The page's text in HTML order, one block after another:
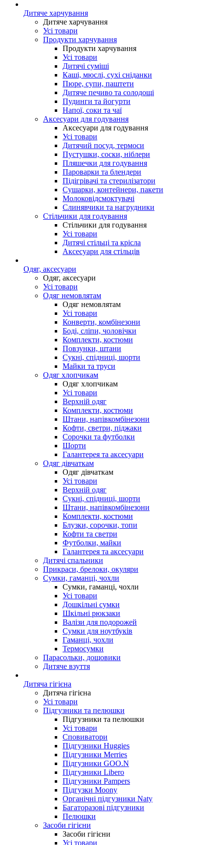
Дитяче харчування
Дитяче харчування
Усі товари
Продукти харчування
Продукти харчування
Усі товари
Дитячі суміші
Каші, мюслі, сухі сніданки
Пюре, супи, паштети
Дитяче печиво та солодощі
Пудинги та йогурти
Напої, соки та чаї
Аксесуари для годування
Аксесуари для годування
Усі товари
Дитячий посуд, термоси
Пустушки, соски, ніблери
Пляшечки для годування
Пароварки та блендери
Підігрівачі та стерилізатори
Сушарки, контейнери, пакети
Молоковідсмоктувачі
Слинявчики та нагрудники
Стільчики для годування
Стільчики для годування
Усі товари
Дитячі стільці та крісла
Аксесуари для стільців
Одяг, аксесуари
Одяг, аксесуари
Усі товари
Одяг немовлятам
Одяг немовлятам
Усі товари
Конверти, комбінезони
Боді, сліпи, чоловічки
Комплекти, костюми
Повзунки, штани
Сукні, спідниці, шорти
Майки та труси
Одяг хлопчикам
Одяг хлопчикам
Усі товари
Верхній одяг
Комплекти, костюми
Штани, напівкомбінезони
Кофти, светри, піджаки
Сорочки та футболки
Шорти
Галантерея та аксесуари
Одяг дівчаткам
Одяг дівчаткам
Усі товари
Верхній одяг
Сукні, спідниці, шорти
Штани, напівкомбінезони
Комплекти, костюми
Блузки, сорочки, топи
Кофти та светри
Футболки, майки
Галантерея та аксесуари
Дитячі спальники
Прикраси, брелоки, окуляри
Сумки, гаманці, чохли
Сумки, гаманці, чохли
Усі товари
Дошкільні сумки
Шкільні рюкзаки
Валізи для подорожей
Сумки для ноутбуків
Гаманці, чохли
Термосумки
Парасольки, дощовики
Дитяче взуття
Дитяча гігієна
Дитяча гігієна
Усі товари
Підгузники та пелюшки
Підгузники та пелюшки
Усі товари
Сповиватори
Підгузники Huggies
Підгузники Merries
Підгузники GOO.N
Підгузники Libero
Підгузники Pampers
Підгузки Moony
Органічні підгузники Naty
Багаторазові підгузники
Пелюшки
Засоби гігієни
Засоби гігієни
Усі товари